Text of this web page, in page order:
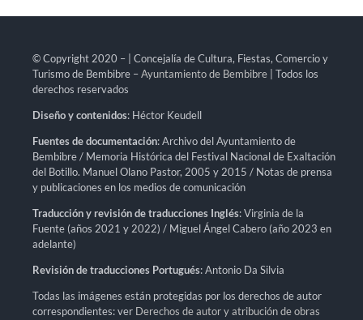
© Copyright 2020 – | Concejalía de Cultura, Fiestas, Comercio y
Turismo de Bembibre –Ayuntamiento de Bembibre| Todos los
derechos reservados
Diseño y contenidos: Héctor Keudell
Fuentes de documentación: Archivo del Ayuntamiento de
Bembibre / Memoria Histórica del Festival Nacional de Exaltación
del Botillo. Manuel Olano Pastor, 2005 y 2015 / Notas de prensa
y publicaciones en los medios de comunicación
Traducción y revisión de traducciones Inglés: Virginia de la
Fuente (años 2021 y 2022) / Miguel Ángel Cabero (año 2023 en
adelante)
Revisión de traducciones Portugués: Antonio Da Silvia
Todas las imágenes están protegidas por los derechos de autor
correspondientes: ver Derechos de autor y atribución de obras